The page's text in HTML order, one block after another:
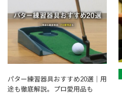
パター練習器具おすすめ20選｜用
途も徹底解説。プロ愛用品も